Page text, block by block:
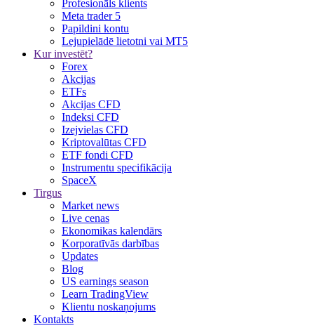
Profesionāls klients
Meta trader 5
Papildini kontu
Lejupielādē lietotni vai MT5
Kur investēt?
Forex
Akcijas
ETFs
Akcijas CFD
Indeksi CFD
Izejvielas CFD
Kriptovalūtas CFD
ETF fondi CFD
Instrumentu specifikācija
SpaceX
Tirgus
Market news
Live cenas
Ekonomikas kalendārs
Korporatīvās darbības
Updates
Blog
US earnings season
Learn TradingView
Klientu noskaņojums
Kontakts